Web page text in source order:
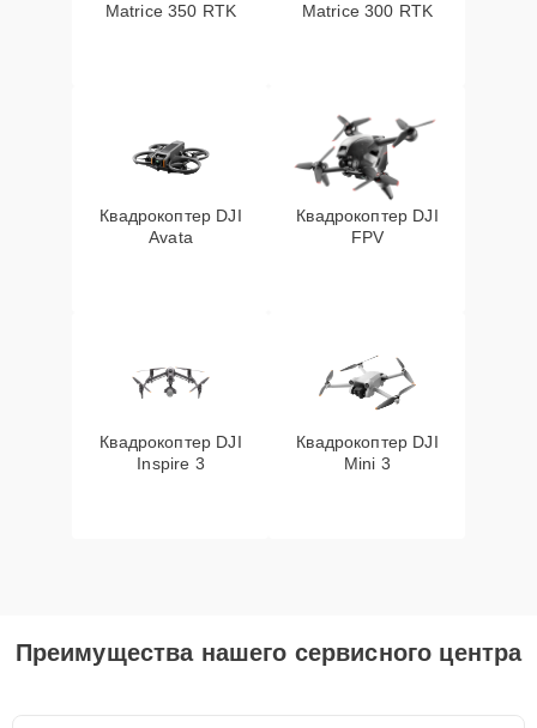
Matrice 350 RTK
Matrice 300 RTK
Квадрокоптер DJI
Avata
Квадрокоптер DJI
FPV
Квадрокоптер DJI
Inspire 3
Квадрокоптер DJI
Mini 3
Преимущества нашего сервисного центра